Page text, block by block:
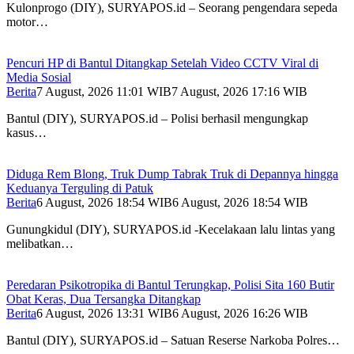
Kulonprogo (DIY), SURYAPOS.id – Seorang pengendara sepeda
motor…
Pencuri HP di Bantul Ditangkap Setelah Video CCTV Viral di
Media Sosial
Berita7 August, 2026 11:01 WIB7 August, 2026 17:16 WIB
Bantul (DIY), SURYAPOS.id – Polisi berhasil mengungkap
kasus…
Diduga Rem Blong, Truk Dump Tabrak Truk di Depannya hingga
Keduanya Terguling di Patuk
Berita6 August, 2026 18:54 WIB6 August, 2026 18:54 WIB
Gunungkidul (DIY), SURYAPOS.id -Kecelakaan lalu lintas yang
melibatkan…
Peredaran Psikotropika di Bantul Terungkap, Polisi Sita 160 Butir
Obat Keras, Dua Tersangka Ditangkap
Berita6 August, 2026 13:31 WIB6 August, 2026 16:26 WIB
Bantul (DIY), SURYAPOS.id – Satuan Reserse Narkoba Polres…